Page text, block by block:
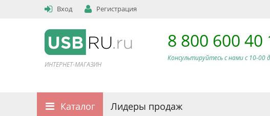
Вход Регистрация
ИНТЕРНЕТ-МАГАЗИН
8 800 600 40
Консультируйтесь с нами c 10-00
Каталог Лидеры продаж